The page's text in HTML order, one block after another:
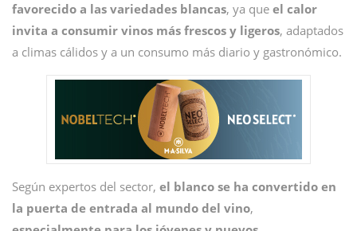
favorecido a las variedades blancas, ya que el calor
invita a consumir vinos más frescos y ligeros, adaptados
a climas cálidos y a un consumo más diario y gastronómico.
Según expertos del sector, el blanco se ha convertido en
la puerta de entrada al mundo del vino,